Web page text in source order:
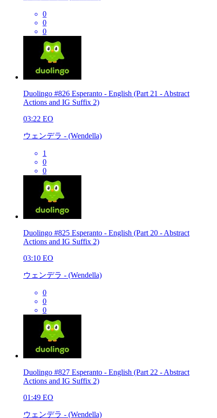
0
0
0
Duolingo #826 Esperanto - English (Part 21 - Abstract
Actions and IG Suffix 2)
03:22 EO
ウェンデラ - (Wendella)
1
0
0
Duolingo #825 Esperanto - English (Part 20 - Abstract
Actions and IG Suffix 2)
03:10 EO
ウェンデラ - (Wendella)
0
0
0
Duolingo #827 Esperanto - English (Part 22 - Abstract
Actions and IG Suffix 2)
01:49 EO
ウェンデラ - (Wendella)